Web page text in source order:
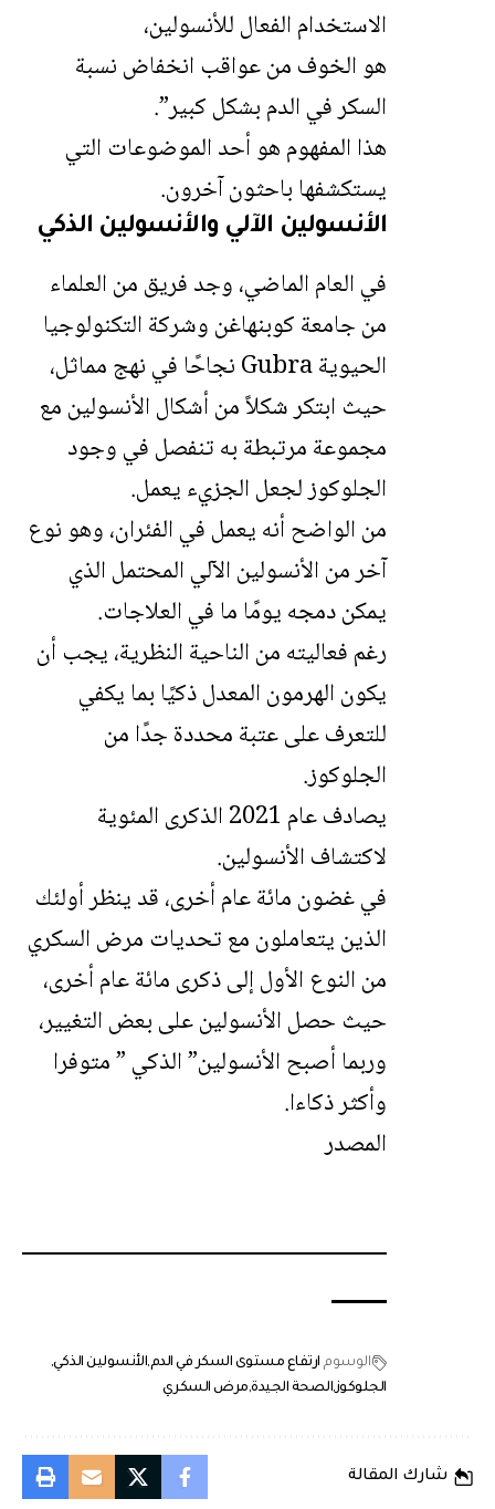
الاستخدام الفعال للأنسولين،
هو الخوف من عواقب انخفاض نسبة
السكر في الدم بشكل كبير”.
هذا المفهوم هو أحد الموضوعات التي
يستكشفها باحثون آخرون.
الأنسولين الآلي والأنسولين الذكي
في العام الماضي، وجد فريق من العلماء
من جامعة كوبنهاغن وشركة التكنولوجيا
الحيوية Gubra نجاحًا في نهج مماثل،
حيث ابتكر شكلاً من أشكال الأنسولين مع
مجموعة مرتبطة به تنفصل في وجود
الجلوكوز لجعل الجزيء يعمل.
من الواضح أنه يعمل في الفئران، وهو نوع
آخر من الأنسولين الآلي المحتمل الذي
يمكن دمجه يومًا ما في العلاجات.
رغم فعاليته من الناحية النظرية، يجب أن
يكون الهرمون المعدل ذكيًا بما يكفي
للتعرف على عتبة محددة جدًا من
الجلوكوز.
يصادف عام 2021 الذكرى المئوية
لاكتشاف الأنسولين.
في غضون مائة عام أخرى، قد ينظر أولئك
الذين يتعاملون مع تحديات مرض السكري
من النوع الأول إلى ذكرى مائة عام أخرى،
حيث حصل الأنسولين على بعض التغيير،
وربما أصبح الأنسولين” الذكي ” متوفرا
وأكثر ذكاءا.
المصدر
الوسوم ارتفاع مستوى السكر في الدمالأنسولين الذكي
الجلوكوزالصحة الجيدة مرض السكري
شارك المقالة